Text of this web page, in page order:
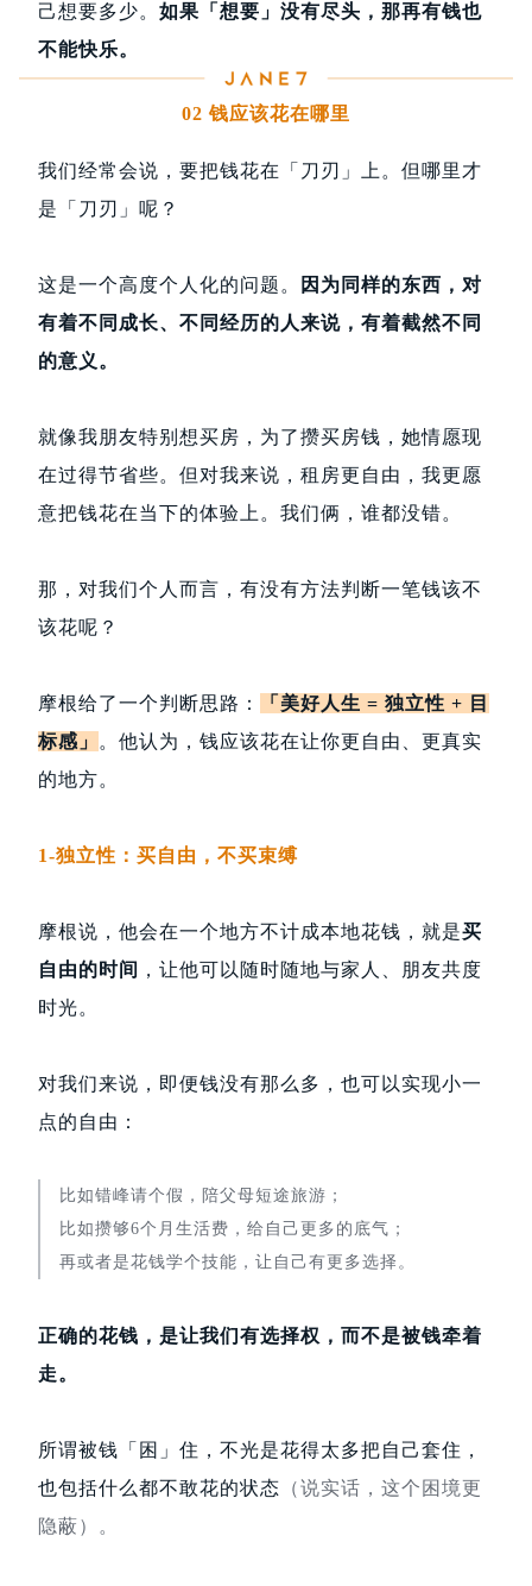
己想要多少。 如果「想要」没有尽头，那再有钱也
不能快乐。
02 钱应该花在哪里
我们经常会说，要把钱花在「刀刃」上。但哪里才
是「刀刃」呢？
这是一个高度个人化的问题。
因为同样的东西，对
有着不同成长、不同经历的人来说，有着截然不同
的意义。
就像我朋友特别想买房，为了攒买房钱，她情愿现
在过得节省些。但对我来说，租房更自由，我更愿
意把钱花在当下的体验上。我们俩，谁都没错。
那，对我们个人而言，有没有方法判断一笔钱该不
该花呢？
摩根给了一个判断思路：
「美好人生 = 独立性 + 目
标感」
。他认为，钱应该花在让你更自由、更真实
的地方。
1-独立性：买自由，不买束缚
摩根说，他会在一个地方不计成本地花钱，就是买
自由的时间 ，让他可以随时随地与家人、朋友共度
时光。
对我们来说，即便钱没有那么多，也可以实现小一
点的自由：
比如错峰请个假，陪父母短途旅游；
比如攒够6个月生活费，给自己更多的底气；
再或者是花钱学个技能，让自己有更多选择。
正确的花钱，是让我们有选择权，而不是被钱牵着
走。
所谓被钱「困」住，不光是花得太多把自己套住，
也包括什么都不敢花的状态 （说实话，这个困境更
隐蔽）。